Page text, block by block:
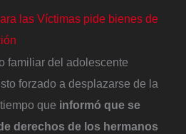
las Víctimas pide bienes de
familiar del adolescente
forzado a desplazarse de la
que informó que se
derechos de los hermanos